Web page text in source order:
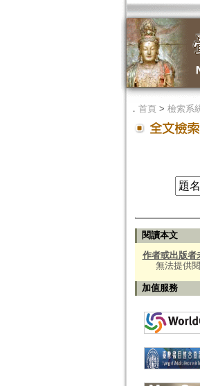
． 首頁> 檢索系
閱讀本文
作者或出版者
無法提供
加值服務